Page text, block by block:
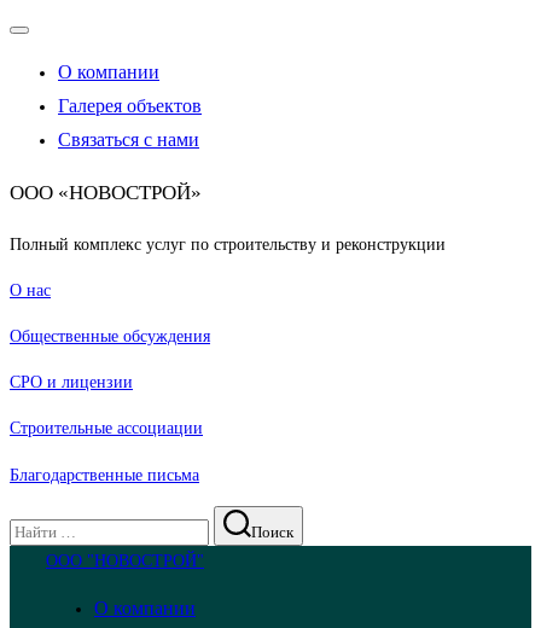
Переключатель
О компании
Галерея объектов
Связаться с нами
ООО «НОВОСТРОЙ»
Полный комплекс услуг по строительству и реконструкции
О нас
Общественные обсуждения
СРО и лицензии
Строительные ассоциации
Благодарственные письма
Поиск
по:
Поиск
Перейти
содержимому
ООО "НОВОСТРОЙ"
О компании